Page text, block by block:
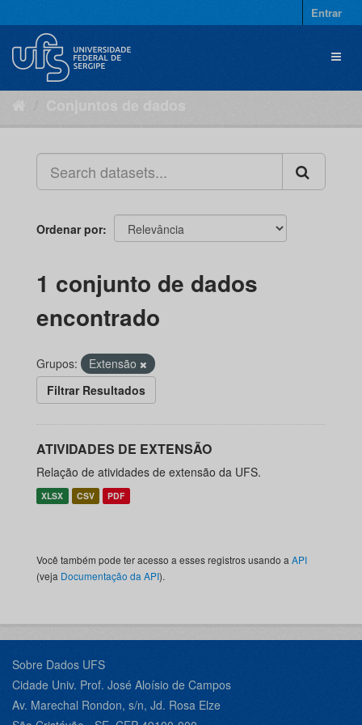
para
conteúdo
Entrar
Ordenar por
1 conjunto de dados
encontrado
Grupos:
Extensão
Filtrar Resultados
ATIVIDADES DE EXTENSÃO
Relação de atividades de extensão da UFS.
XLSX CSV PDF
Você também pode ter acesso a esses registros usando a API
(veja Documentação da API).
Sobre Dados UFS
Cidade Univ. Prof. José Aloísio de Campos
Av. Marechal Rondon, s/n, Jd. Rosa Elze